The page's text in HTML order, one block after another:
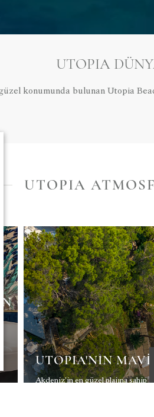
UTOPIA
konumunda bulunan Utopia
UTOPIA
UTOPIA'NIN MAVI
Akdeniz'in en güzel plajına sahip